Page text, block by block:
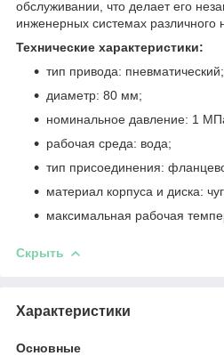
обслуживании, что делает его
инженерных системах различного
Технические характеристики:
тип привода: пневматический;
диаметр: 80 мм;
номинальное давление: 1
рабочая среда: вода;
тип присоединения:
материал корпуса и диска:
максимальная рабочая
Скрыть
Характеристики
Основные